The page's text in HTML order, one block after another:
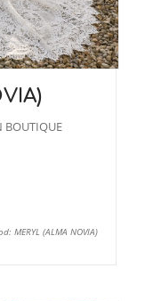
BOUTIQUE
MERYL (ALMA NOVIA)